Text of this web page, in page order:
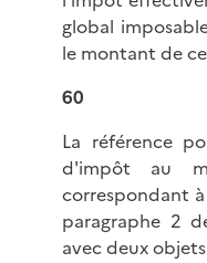
global
le montant de
60
La référence
d'impôt au
correspondant à
paragraphe 2
avec deux